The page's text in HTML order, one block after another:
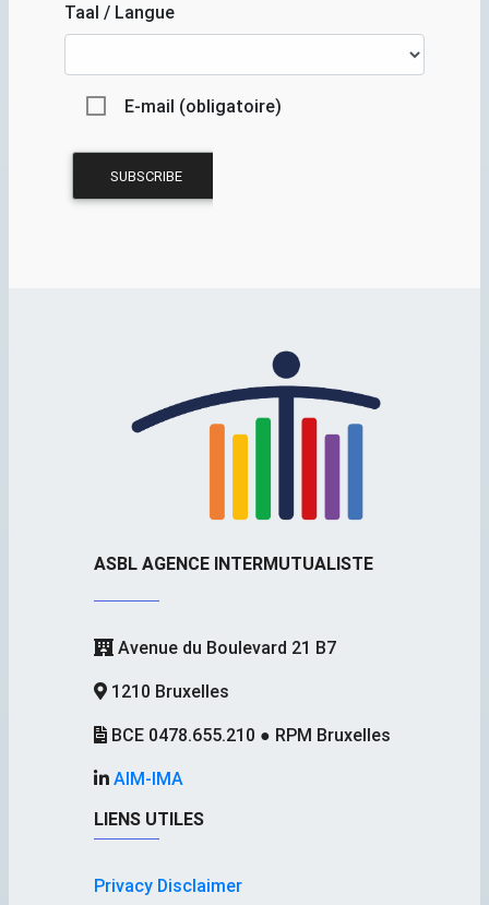
Taal / Langue
E-mail (obligatoire)
ASBL AGENCE INTERMUTUALISTE
Avenue du Boulevard 21 B7
1210 Bruxelles
BCE 0478.655.210 ● RPM Bruxelles
AIM-IMA
LIENS UTILES
Privacy Disclaimer